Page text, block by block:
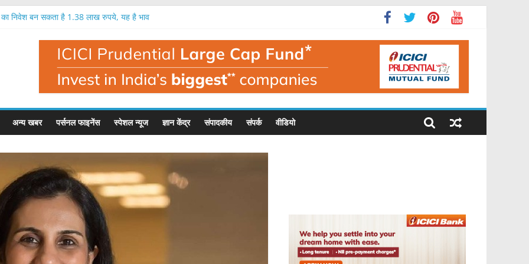
निवेश बन सकता है 1.38 लाख रुपये, यह है भाव
लाख रुपये का निवेश बन सकता है 1.35 लाख रुपये
मालामाल, एक लाख का निवेश बना 1.56 लाख
बड़ी गिरावट, इस फंड मैनेजर ने दी चेतावनी
अन्य खबर पर्सनल फाइनेंस स्पेशल न्यूज ज्ञान केंद्र संपादकीय संपर्क वीडियो